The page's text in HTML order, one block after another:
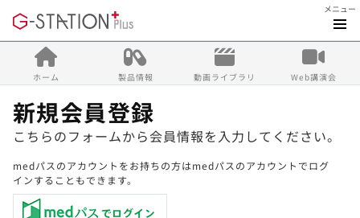
メニュー
ホーム 製品情報 動画ライブラリ Web講演会
新規会員登録
こちらのフォームから会員情報を入力してください。
medパスのアカウントをお持ちの方はmedパスのアカウントでログ
インすることもできます。